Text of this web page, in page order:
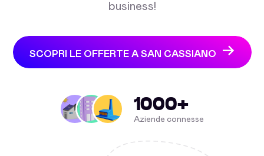
business!
SCOPRI LE OFFERTE A SAN CASSIANO
1000+
Aziende connesse